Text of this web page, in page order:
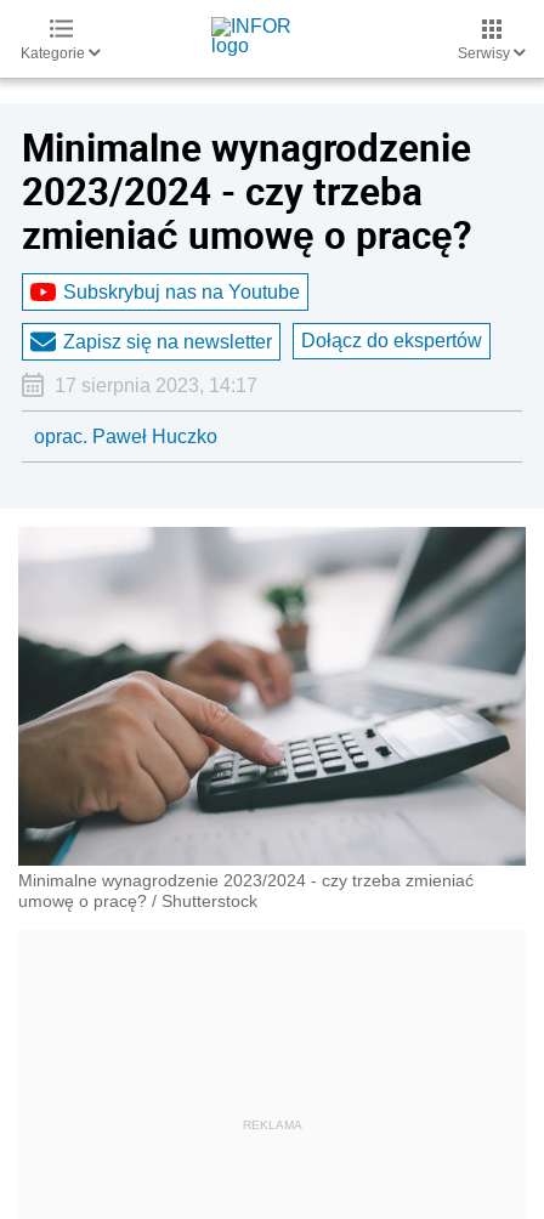
Kategorie Serwisy
Minimalne wynagrodzenie
2023/2024 - czy trzeba
zmieniać umowę o pracę?
Subskrybuj nas na Youtube
Zapisz się na newsletter Dołącz do ekspertów
17 sierpnia 2023, 14:17
oprac. Paweł Huczko
Minimalne wynagrodzenie 2023/2024 - czy trzeba zmieniać
umowę o pracę? / Shutterstock